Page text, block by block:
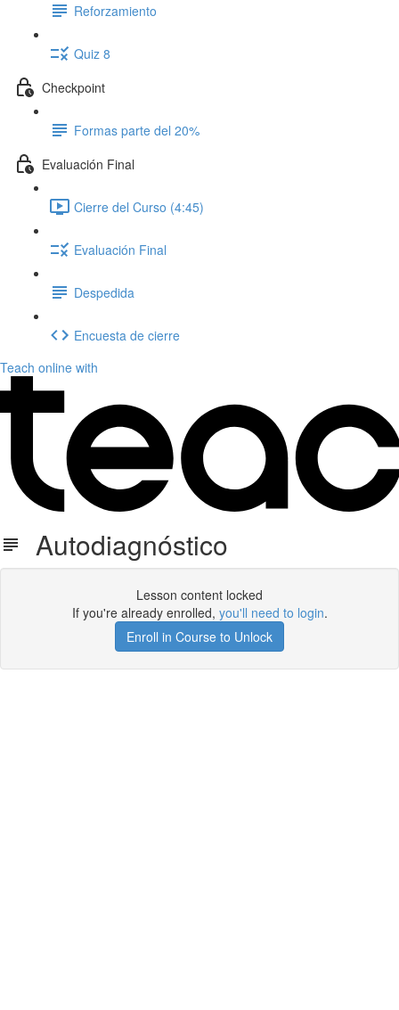
Reforzamiento
Quiz 8
Checkpoint
Formas parte del 20%
Evaluación Final
Cierre del Curso (4:45)
Evaluación Final
Despedida
Encuesta de cierre
Teach online with
Autodiagnóstico
Lesson content locked
If you're already enrolled, you'll need to login.
Enroll in Course to Unlock